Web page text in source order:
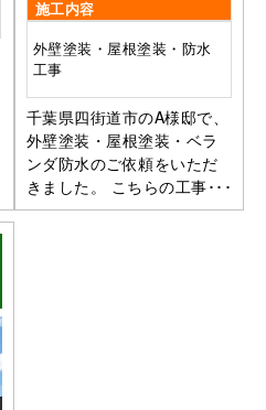
施工内容
外壁塗装・屋根塗装・防水
工事
千葉県四街道市のA様邸で、
外壁塗装・屋根塗装・ベラ
ンダ防水のご依頼をいただ
きました。 こちらの工事･･･